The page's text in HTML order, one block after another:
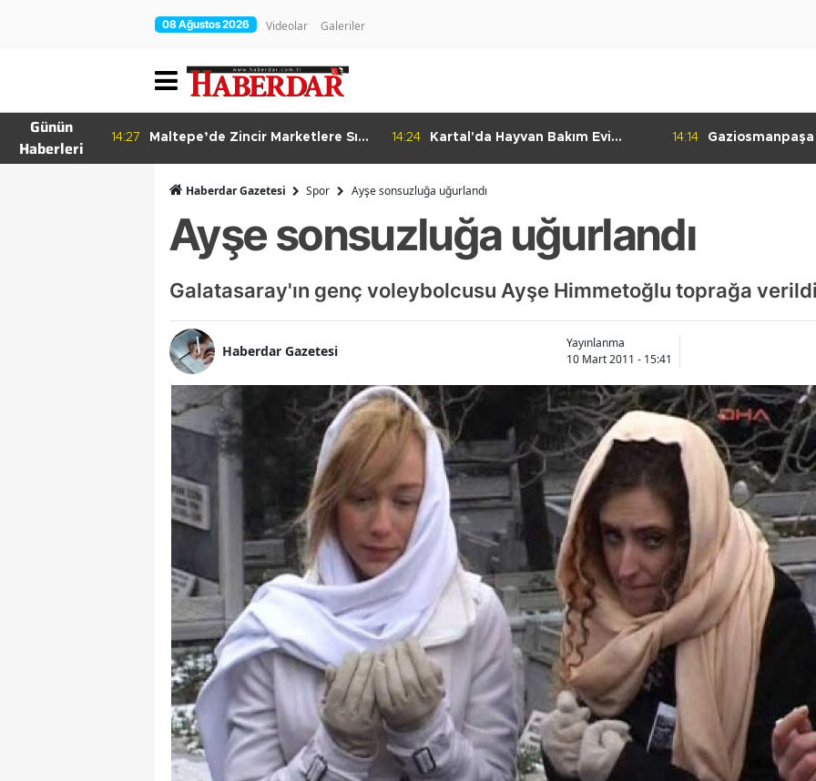
08 Ağustos 2026 Videolar Galeriler
Günün
Haberleri
14:27
Maltepe’de Zincir Marketlere Sıkı
14:24
Kartal'da Hayvan Bakım Evi
14:14
Haberdar Gazetesi Spor Ayşe sonsuzluğa uğurlandı
Ayşe sonsuzluğa uğurlandı
Galatasaray'ın genç voleybolcusu Ayşe Himmetoğlu toprağa
Haberdar Gazetesi
Yayınlanma
10 Mart 2011 - 15:41